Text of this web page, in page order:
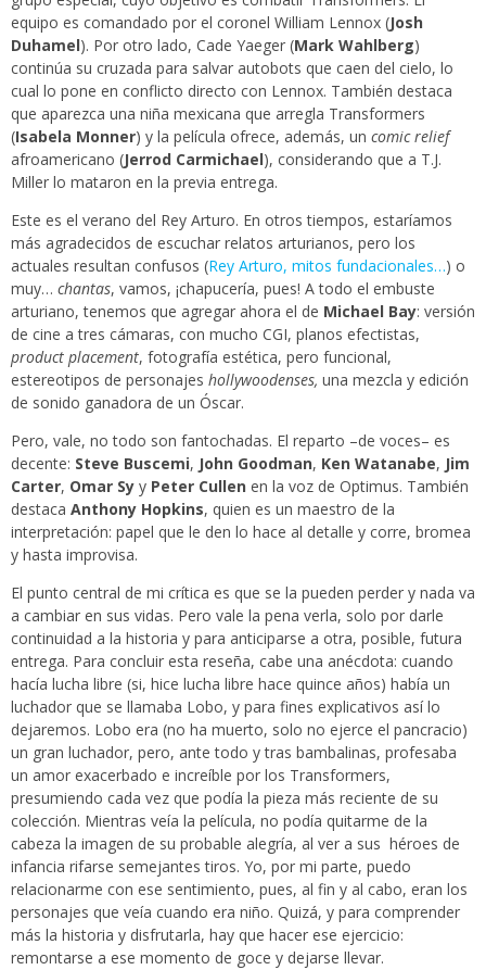
equipo es comandado por el coronel William Lennox (Josh
Duhamel). Por otro lado, Cade Yaeger (Mark Wahlberg)
continúa su cruzada para salvar autobots que caen del cielo, lo
cual lo pone en conflicto directo con Lennox. También destaca
que aparezca una niña mexicana que arregla Transformers
(Isabela Monner) y la película ofrece, además, un comic relief
afroamericano (Jerrod Carmichael), considerando que a T.J.
Miller lo mataron en la previa entrega.
Este es el verano del Rey Arturo. En otros tiempos, estaríamos
más agradecidos de escuchar relatos arturianos, pero los
actuales resultan confusos (Rey Arturo, mitos fundacionales…) o
muy… chantas, vamos, ¡chapucería, pues! A todo el embuste
arturiano, tenemos que agregar ahora el de Michael Bay: versión
de cine a tres cámaras, con mucho CGI, planos efectistas,
product placement, fotografía estética, pero funcional,
estereotipos de personajes hollywoodenses, una mezcla y edición
de sonido ganadora de un Óscar.
Pero, vale, no todo son fantochadas. El reparto –de voces– es
decente: Steve Buscemi, John Goodman, Ken Watanabe, Jim
Carter, Omar Sy y Peter Cullen en la voz de Optimus. También
destaca Anthony Hopkins, quien es un maestro de la
interpretación: papel que le den lo hace al detalle y corre, bromea
y hasta improvisa.
El punto central de mi crítica es que se la pueden perder y nada va
a cambiar en sus vidas. Pero vale la pena verla, solo por darle
continuidad a la historia y para anticiparse a otra, posible, futura
entrega. Para concluir esta reseña, cabe una anécdota: cuando
hacía lucha libre (si, hice lucha libre hace quince años) había un
luchador que se llamaba Lobo, y para fines explicativos así lo
dejaremos. Lobo era (no ha muerto, solo no ejerce el pancracio)
un gran luchador, pero, ante todo y tras bambalinas, profesaba
un amor exacerbado e increíble por los Transformers,
presumiendo cada vez que podía la pieza más reciente de su
colección. Mientras veía la película, no podía quitarme de la
cabeza la imagen de su probable alegría, al ver a sus héroes de
infancia rifarse semejantes tiros. Yo, por mi parte, puedo
relacionarme con ese sentimiento, pues, al fin y al cabo, eran los
personajes que veía cuando era niño. Quizá, y para comprender
más la historia y disfrutarla, hay que hacer ese ejercicio:
remontarse a ese momento de goce y dejarse llevar.